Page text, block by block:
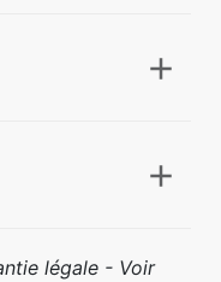
légale - Voir